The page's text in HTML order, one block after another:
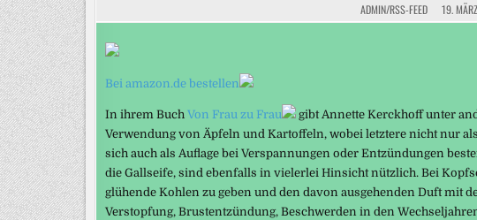
ADMIN/RSS-FEED 19.
Bei amazon.de bestellen
In ihrem Buch Von Frau zu Frau
gibt Annette Kerckhoff unter
Verwendung von Äpfeln und Kartoffeln, wobei letztere nicht nur
sich auch als Auflage bei Verspannungen oder Entzündungen
die Gallseife, sind ebenfalls in vielerlei Hinsicht nützlich. Bei
glühende Kohlen zu geben und den davon ausgehenden Duft mit
Verstopfung, Brustentzündung, Beschwerden in den